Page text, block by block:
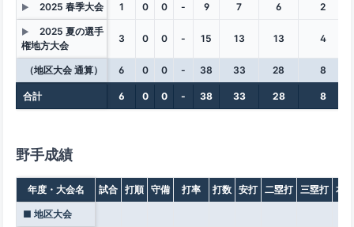
▶ 2025 春季大会 1 0 0 - 9 7 6 2
▶
2025 夏の選手
権地方大会
3 0 0 - 15 13 13 4
（地区大会 通算） 6 0 0 - 38 33 28 8
合計 6 0 0 - 38 33 28 8
野手成績
年度・大会名 試合 打順 守備 打率 打数 安打 二塁打 三塁打 本
■ 地区大会